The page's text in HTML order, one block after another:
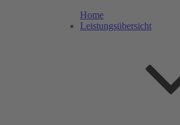
Home
Leistungsübersicht